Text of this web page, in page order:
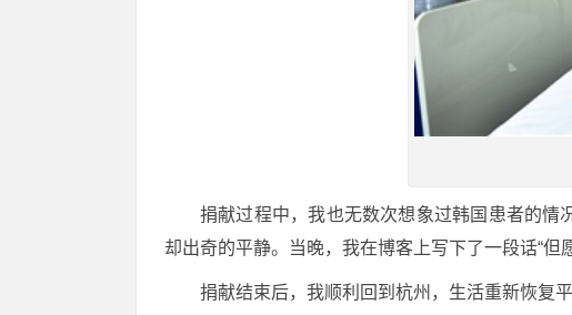
捐献过程中，我也无数次想象过韩国患者的情
却出奇的平静。当晚，我在博客上写下了一段话“
捐献结束后，我顺利回到杭州，生活重新恢复